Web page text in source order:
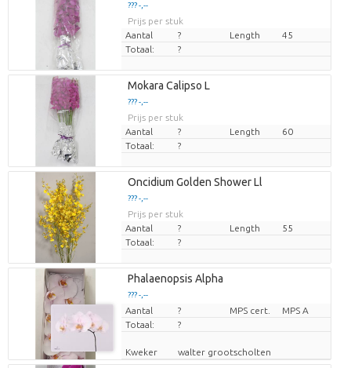
??? -,--
Prijs per stuk
Aantal
? Length
45
Totaal:
?
Mokara Calipso L
??? -,--
Prijs per stuk
Aantal
? Length
60
Totaal:
?
Oncidium Golden Shower Ll
??? -,--
Prijs per stuk
Aantal
? Length
55
Totaal:
?
Phalaenopsis Alpha
??? -,--
Prijs per stuk
Aantal ? MPS cert.
MPS A
Totaal:
?
Kweker walter grootscholten